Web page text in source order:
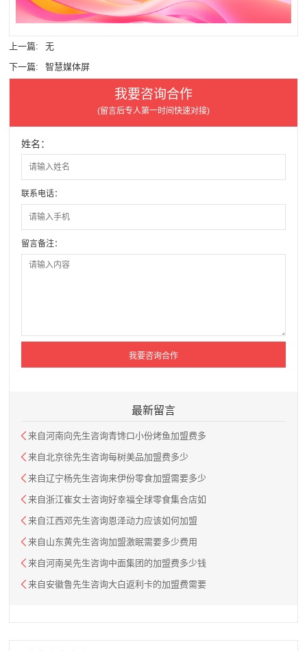
上一篇:
无
下一篇:
智慧媒体屏
我要咨询合作
(留言后专人第一时间快速对接)
姓名：
联系电话：
留言备注：
最新留言
来自河南向先生咨询青馋口小份烤鱼加盟费多
来自北京徐先生咨询每树美品加盟费多少
来自辽宁杨先生咨询来伊份零食加盟需要多少
来自浙江崔女士咨询好幸福全球零食集合店如
来自江西邓先生咨询恩泽动力应该如何加盟
来自山东黄先生咨询加盟激眠需要多少费用
来自河南吴先生咨询中面集团的加盟费多少钱
来自安徽鲁先生咨询大白返利卡的加盟费需要